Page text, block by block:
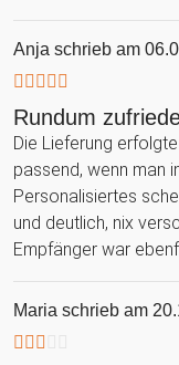
Anja schrieb am
Rundum
Die Lieferung
passend, wenn man
Personalisiertes
und deutlich, nix
Empfänger war
Maria schrieb am